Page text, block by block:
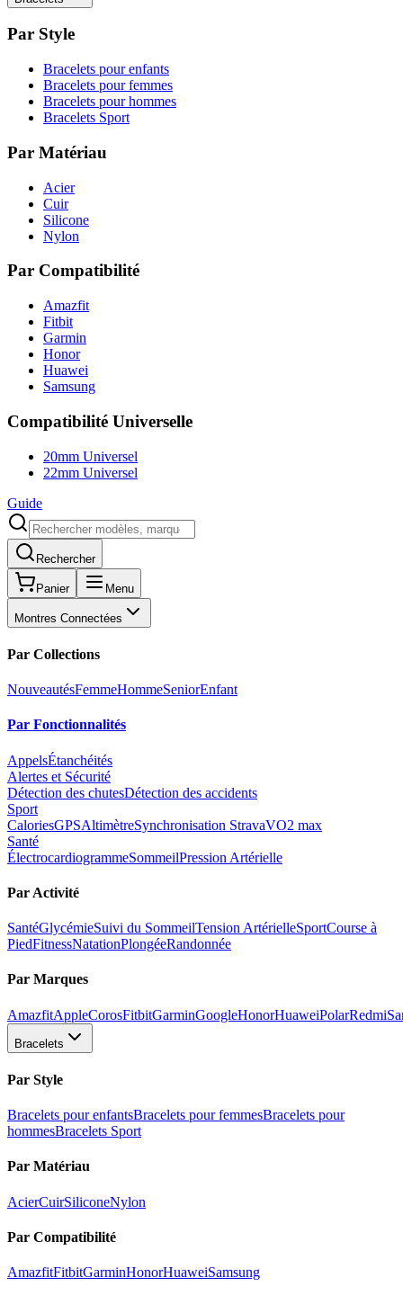
Par Style
Bracelets pour enfants
Bracelets pour femmes
Bracelets pour hommes
Bracelets Sport
Par Matériau
Acier
Cuir
Silicone
Nylon
Par Compatibilité
Amazfit
Fitbit
Garmin
Honor
Huawei
Samsung
Compatibilité Universelle
20mm Universel
22mm Universel
Guide
Rechercher
Panier Menu
Montres Connectées
Par Collections
NouveautésFemmeHommeSeniorEnfant
Par Fonctionnalités
AppelsÉtanchéités
Alertes et Sécurité
Détection des chutesDétection des accidents
Sport
CaloriesGPSAltimètreSynchronisation StravaVO2 max
Santé
ÉlectrocardiogrammeSommeilPression Artérielle
Par Activité
SantéGlycémieSuivi du SommeilTension ArtérielleSportCourse à
PiedFitnessNatationPlongéeRandonnée
Par Marques
AmazfitAppleCorosFitbitGarminGoogleHonorHuaweiPolarRedmi
Bracelets
Par Style
Bracelets pour enfantsBracelets pour femmesBracelets pour
hommesBracelets Sport
Par Matériau
AcierCuirSiliconeNylon
Par Compatibilité
AmazfitFitbitGarminHonorHuaweiSamsung